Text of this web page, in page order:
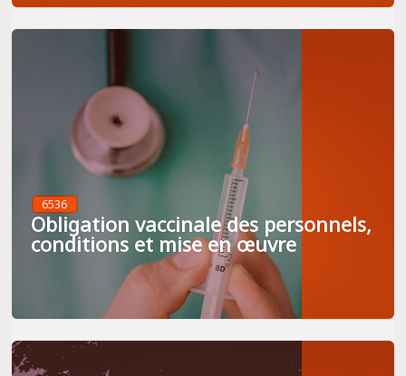
6536
Obligation vaccinale des personnels,
conditions et mise en œuvre